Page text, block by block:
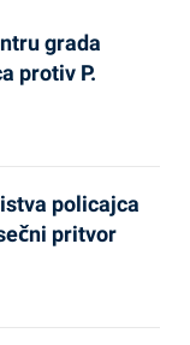
grada
protiv P.
policajca
pritvor